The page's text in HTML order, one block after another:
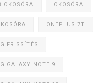
OKOSÓRA OKOSÓRA
ONEPLUS 7T
FRISSÍTÉS
GALAXY NOTE 9